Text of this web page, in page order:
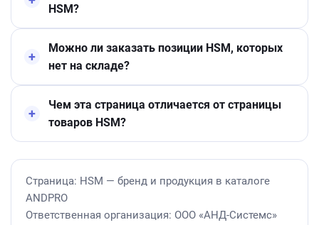
HSM?
Можно ли заказать позиции HSM, которых
нет на складе?
Чем эта страница отличается от страницы
товаров HSM?
Страница: HSM — бренд и продукция в каталоге
ANDPRO
Ответственная организация: ООО «АНД-Системс»